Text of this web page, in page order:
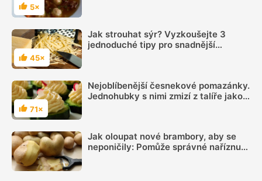
Hodnocení
5×
Hodnocení
45×
Jak strouhat sýr? Vyzkoušejte 3
jednoduché tipy pro snadnější
Hodnocení
71×
Nejoblíbenější česnekové pomazánky.
Jednohubky s nimi zmizí z talíře jako
Jak oloupat nové brambory, aby se
neponičily: Pomůže správné naříznutí